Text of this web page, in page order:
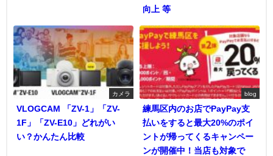
向上 等
カメラ
VLOGCAM 「ZV-1」「ZV-
1F」「ZV-E10」どれがい
い？かんたん比較
blog
練馬区内のお店でPayPay支
払いをすると最大20%のポイ
ントが帰ってくるキャンペー
ンが開催中！当店も対象で